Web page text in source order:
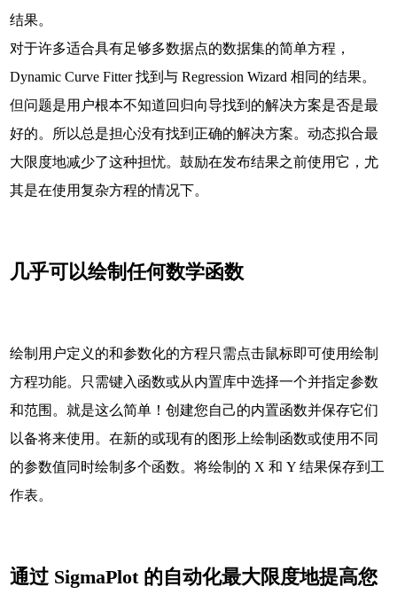
结果。
对于许多适合具有足够多数据点的数据集的简单方程，
Dynamic Curve Fitter 找到与 Regression Wizard 相同的结果。
但问题是用户根本不知道回归向导找到的解决方案是否是最
好的。所以总是担心没有找到正确的解决方案。动态拟合最
大限度地减少了这种担忧。鼓励在发布结果之前使用它，尤
其是在使用复杂方程的情况下。
几乎可以绘制任何数学函数
绘制用户定义的和参数化的方程只需点击鼠标即可使用绘制
方程功能。只需键入函数或从内置库中选择一个并指定参数
和范围。就是这么简单！创建您自己的内置函数并保存它们
以备将来使用。在新的或现有的图形上绘制函数或使用不同
的参数值同时绘制多个函数。将绘制的 X 和 Y 结果保存到工
作表。
通过 SigmaPlot 的自动化最大限度地提高您